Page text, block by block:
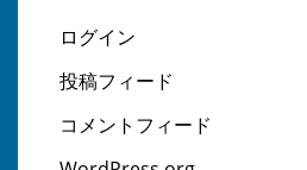
ログイン
投稿フィード
コメントフィード